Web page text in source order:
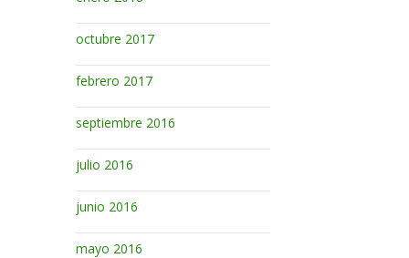
octubre 2017
febrero 2017
septiembre 2016
julio 2016
junio 2016
mayo 2016